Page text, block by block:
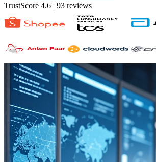
TrustScore 4.6 | 93 reviews